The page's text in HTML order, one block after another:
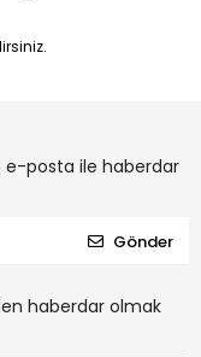
e-posta ile haberdar
Gönder
haberdar olmak